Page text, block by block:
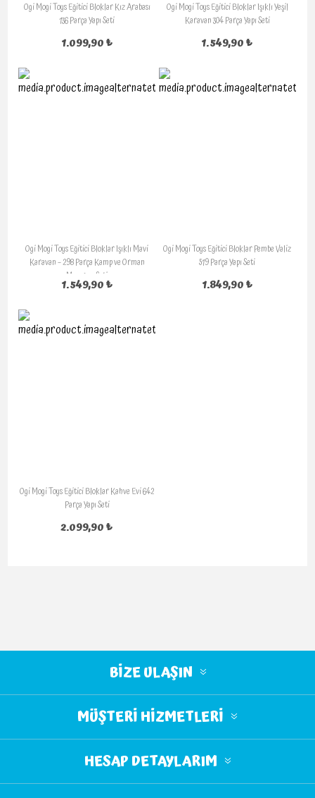
Ogi Mogi Toys Eğitici Bloklar Kız Arabası
136 Parça Yapı Seti
1.099,90 ₺
Ogi Mogi Toys Eğitici Bloklar Işıklı Yeşil
Karavan 304 Parça Yapı Seti
1.549,90 ₺
Ogi Mogi Toys Eğitici Bloklar Işıklı Mavi
Karavan – 298 Parça Kamp ve Orman
Macerası Seti
1.549,90 ₺
Ogi Mogi Toys Eğitici Bloklar Pembe Valiz
519 Parça Yapı Seti
1.849,90 ₺
Ogi Mogi Toys Eğitici Bloklar Kahve Evi 642
Parça Yapı Seti
2.099,90 ₺
BIZE ULAŞIN
MÜŞTERI HIZMETLERI
HESAP DETAYLARIM